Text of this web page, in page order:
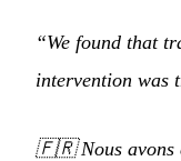
“We found that
intervention was
🇫🇷Nous